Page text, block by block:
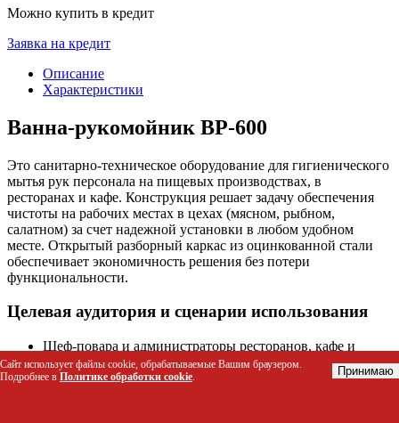
Можно купить в кредит
Заявка на кредит
Описание
Характеристики
Ванна-рукомойник ВР-600
Это санитарно-техническое оборудование для гигиенического
мытья рук персонала на пищевых производствах, в
ресторанах и кафе. Конструкция решает задачу обеспечения
чистоты на рабочих местах в цехах (мясном, рыбном,
салатном) за счет надежной установки в любом удобном
месте. Открытый разборный каркас из оцинкованной стали
обеспечивает экономичность решения без потери
функциональности.
Целевая аудитория и сценарии использования
Шеф-повара и администраторы ресторанов, кафе и
столовых для оснащения рабочих зон персонала.
Технологи пищевых производств при организации
Сайт использует файлы cookie, обрабатываемые Вашим браузером.
Подробнее в Политике обработки cookie. Принимаю